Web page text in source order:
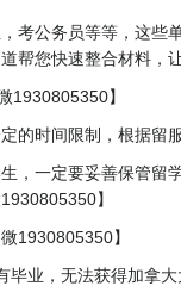
考公务员等等，这些
帮您快速整合材料，
1930805350】
的时间限制，根据留
，一定要妥善保管留
】
1930805350】
业，无法获得加拿大